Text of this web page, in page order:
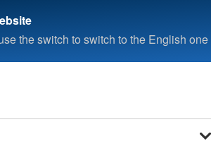
the switch to switch to the English one